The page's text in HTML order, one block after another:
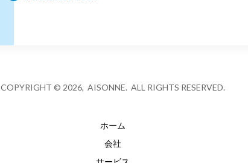
COPYRIGHT © 2026, AISONNE. ALL RIGHTS RESERVED.
ホーム
会社